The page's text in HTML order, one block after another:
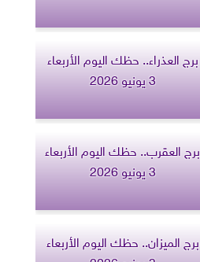
برج العذراء.. حظك اليوم الأربعاء
3 يونيو 2026
برج العقرب.. حظك اليوم الأربعاء
3 يونيو 2026
برج الميزان.. حظك اليوم الأربعاء